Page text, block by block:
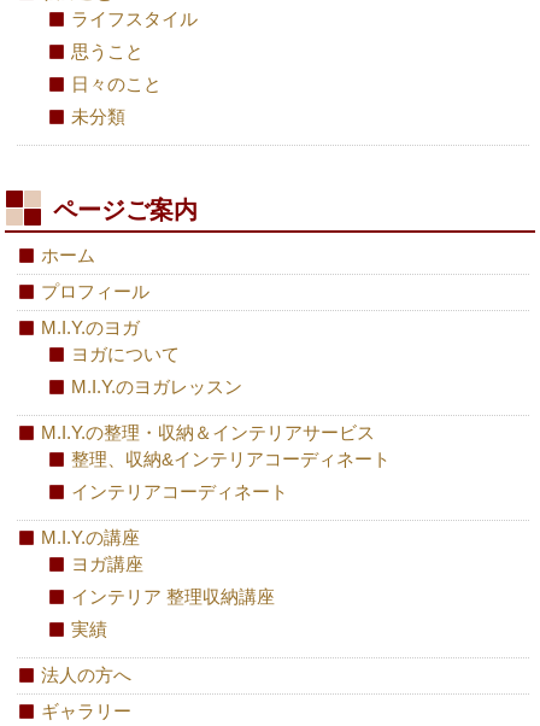
ライフスタイル
思うこと
日々のこと
未分類
ページご案内
ホーム
プロフィール
M.I.Y.のヨガ
ヨガについて
M.I.Y.のヨガレッスン
M.I.Y.の整理・収納＆インテリアサービス
整理、収納&インテリアコーディネート
インテリアコーディネート
M.I.Y.の講座
ヨガ講座
インテリア 整理収納講座
実績
法人の方へ
ギャラリー